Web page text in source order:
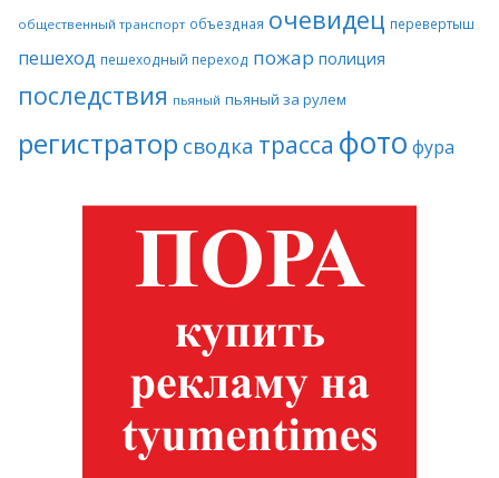
общественный транспорт объездная очевидец перевертыш
пешеход пешеходный переход пожар полиция
последствия пьяный пьяный за рулем
регистратор сводка трасса фото фура